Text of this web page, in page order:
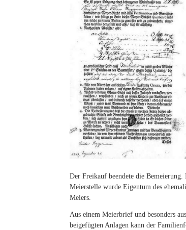
Der Freikauf beendete die Bemeierung.
Meierstelle wurde Eigentum des
Meiers.
Aus einem Meierbrief und besonders
beigefügten Anlagen kann der